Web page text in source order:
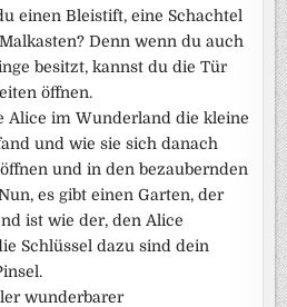
einen Bleistift, eine Schachtel
Denn wenn du auch
besitzt, kannst du die Tür
öffnen.
Alice im Wunderland die kleine
und wie sie sich danach
und in den bezaubernden
es gibt einen Garten, der
ist wie der, den Alice
Schlüssel dazu sind dein
wunderbarer